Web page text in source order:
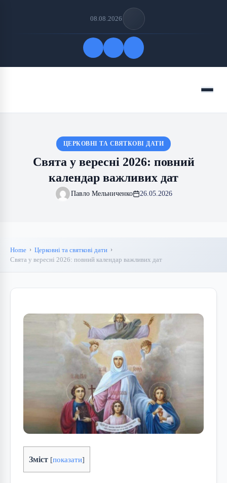
08.08.2026
Menu
ЦЕРКОВНІ ТА СВЯТКОВІ ДАТИ
Свята у вересні 2026: повний
календар важливих дат
Павло Мельниченко 26.05.2026
Home
Церковні та святкові дати
Свята у вересні 2026: повний календар важливих дат
Зміст [показати]